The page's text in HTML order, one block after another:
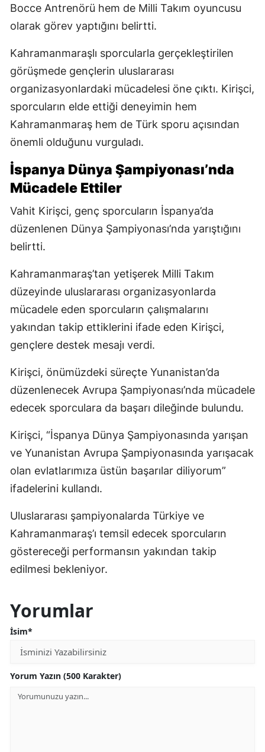
Bocce Antrenörü hem de Milli Takım oyuncusu
olarak görev yaptığını belirtti.
Kahramanmaraşlı sporcularla gerçekleştirilen
görüşmede gençlerin uluslararası
organizasyonlardaki mücadelesi öne çıktı. Kirişci,
sporcuların elde ettiği deneyimin hem
Kahramanmaraş hem de Türk sporu açısından
önemli olduğunu vurguladı.
İspanya Dünya Şampiyonası’nda
Mücadele Ettiler
Vahit Kirişci, genç sporcuların İspanya’da
düzenlenen Dünya Şampiyonası’nda yarıştığını
belirtti.
Kahramanmaraş’tan yetişerek Milli Takım
düzeyinde uluslararası organizasyonlarda
mücadele eden sporcuların çalışmalarını
yakından takip ettiklerini ifade eden Kirişci,
gençlere destek mesajı verdi.
Kirişci, önümüzdeki süreçte Yunanistan’da
düzenlenecek Avrupa Şampiyonası’nda mücadele
edecek sporculara da başarı dileğinde bulundu.
Kirişci, “İspanya Dünya Şampiyonasında yarışan
ve Yunanistan Avrupa Şampiyonasında yarışacak
olan evlatlarımıza üstün başarılar diliyorum”
ifadelerini kullandı.
Uluslararası şampiyonalarda Türkiye ve
Kahramanmaraş’ı temsil edecek sporcuların
göstereceği performansın yakından takip
edilmesi bekleniyor.
Yorumlar
İsim*
Yorum Yazın (500 Karakter)